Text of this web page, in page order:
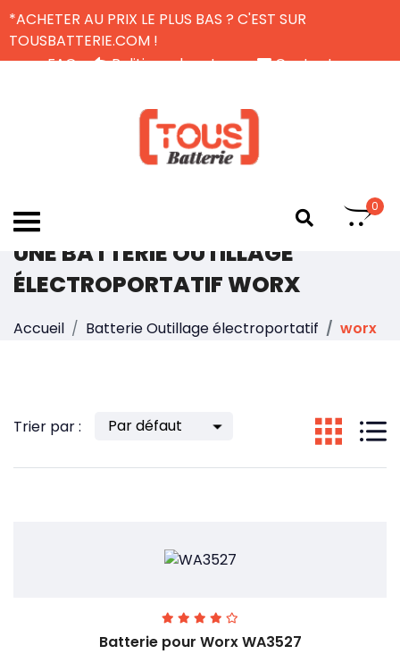
*ACHETER AU PRIX LE PLUS BAS ? C'EST SUR
TOUSBATTERIE.COM !
FAQ
Politique de retour
Contactez-nous
0
UNE BATTERIE OUTILLAGE
ÉLECTROPORTATIF WORX
Accueil Batterie Outillage électroportatif worx
Trier par :
Batterie pour Worx WA3527